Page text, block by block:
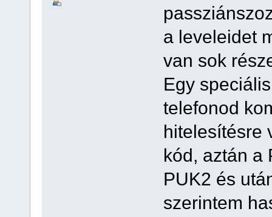
a leveleidet
van sok
Egy
telefonod
hitelesítésre
kód, aztán a
PUK2 és
szerintem